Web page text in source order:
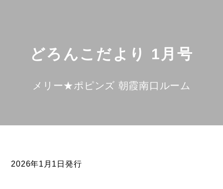
どろんこだより 1月号
メリー★ポピンズ 朝霞南口ルーム
2026年1月1日発行